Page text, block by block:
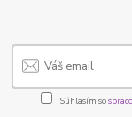
Súhlasím so